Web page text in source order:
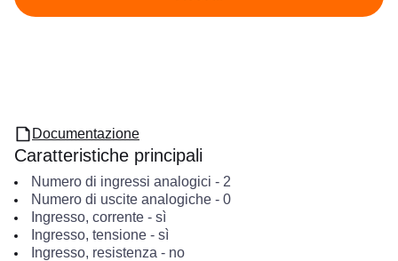
Documentazione
Caratteristiche principali
Numero di ingressi analogici - 2
Numero di uscite analogiche- 0
Ingresso, corrente- sì
Ingresso, tensione- sì
Ingresso, resistenza - no